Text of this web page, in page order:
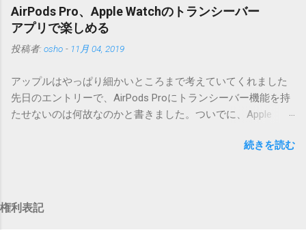
す。） Ver.0.3.0以降用の差分ファイルはこちら 。ZIP圧縮して
まとめてあります。いまのバージョン番号と同じバージョン
合は一つずつ順に適用していく必要があります。0.5.0以降
ません。改造してる方向けに、バージョンアップポイントを
お知らせするのが主な目的となっています。 まずはどんなふ
うに使うものか説明し、設置方法は後述します。 使い方 メー
ル本文の1行目にauthor（投稿者）を、2行目にカテゴリを、
追記項目（extend）として扱われますので、必要に応じて指
ア・アップデートのセキュリティコンテンツ
については、以下のWebサイトをご覧くださ
い」の部分。 セキュリティコンテンツ…？ こ
す。人によってはここで悩んだ結果、アップ
デートをしない人も出てきそうですよ。アッ
プデートに限らず、分からないけどやってみ
が多いと思います。経験上の感覚ですけれ
AirPods Pro、Apple Watchのトランシーバー
アプリで楽しめる
投稿者: osho - 11月 04, 2019
アップルはやっぱり細かいところまで考えていてくれました
先日のエントリーで、AirPods Proにトランシーバー機能を持
たせないのは何故なのかと書きました。ついでに、Apple
はiPhoneに接続してるから使えないじゃん云々を書いたので
Watchでトランシーバーアプリを起動すると、AirPodsはトラ
続きを読む
権利表記